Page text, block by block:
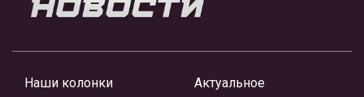
Наши колонки
Актуальное